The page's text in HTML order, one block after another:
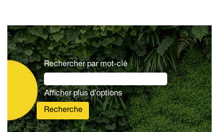
Rechercher par mot-clé
Afficher plus d’options